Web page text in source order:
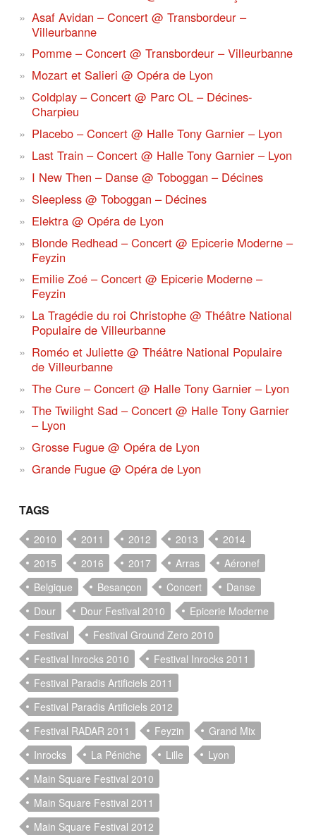
Asaf Avidan – Concert @ Transbordeur –
Villeurbanne
Pomme – Concert @ Transbordeur – Villeurbanne
Mozart et Salieri @ Opéra de Lyon
Coldplay – Concert @ Parc OL – Décines-
Charpieu
Placebo – Concert @ Halle Tony Garnier – Lyon
Last Train – Concert @ Halle Tony Garnier – Lyon
I New Then – Danse @ Toboggan – Décines
Sleepless @ Toboggan – Décines
Elektra @ Opéra de Lyon
Blonde Redhead – Concert @ Epicerie Moderne –
Feyzin
Emilie Zoé – Concert @ Epicerie Moderne –
Feyzin
La Tragédie du roi Christophe @ Théâtre National
Populaire de Villeurbanne
Roméo et Juliette @ Théâtre National Populaire
de Villeurbanne
The Cure – Concert @ Halle Tony Garnier – Lyon
The Twilight Sad – Concert @ Halle Tony Garnier
– Lyon
Grosse Fugue @ Opéra de Lyon
Grande Fugue @ Opéra de Lyon
TAGS
2010 2011 2012 2013
2014
2015
2016 2017 Arras
Aéronef
Belgique
Besançon Concert
Danse
Dour
Dour Festival 2010
Epicerie Moderne
Festival
Festival Ground Zero 2010
Festival Inrocks 2010
Festival Inrocks 2011
Festival Paradis Artificiels 2011
Festival Paradis Artificiels 2012
Festival RADAR 2011
Feyzin
Grand Mix
Inrocks
La Péniche Lille
Lyon
Main Square Festival 2010
Main Square Festival 2011
Main Square Festival 2012